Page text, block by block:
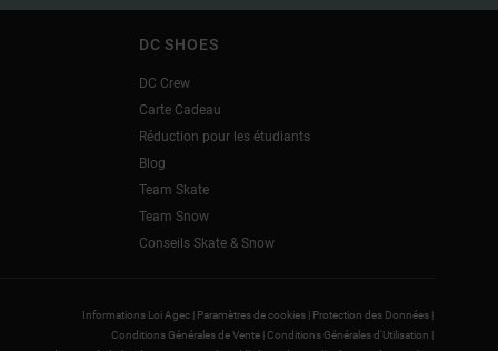
DC SHOES
DC Crew
Carte Cadeau
Réduction pour les étudiants
Blog
Team Skate
Team Snow
Conseils Skate & Snow
Informations Loi Agec | Paramètres de cookies | Protection des Données |
Conditions Générales de Vente |Conditions Générales d'Utilisation |